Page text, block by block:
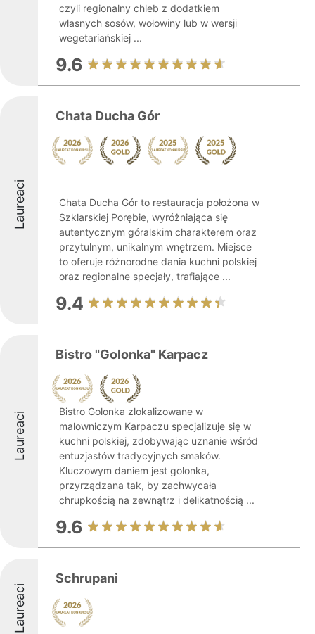
czyli regionalny chleb z dodatkiem
własnych sosów, wołowiny lub w wersji
wegetariańskiej ...
9.6
Laureaci
Chata Ducha Gór
Chata Ducha Gór to restauracja położona w
Szklarskiej Porębie, wyróżniająca się
autentycznym góralskim charakterem oraz
przytulnym, unikalnym wnętrzem. Miejsce
to oferuje różnorodne dania kuchni polskiej
oraz regionalne specjały, trafiające ...
9.4
Laureaci
Bistro "Golonka" Karpacz
Bistro Golonka zlokalizowane w
malowniczym Karpaczu specjalizuje się w
kuchni polskiej, zdobywając uznanie wśród
entuzjastów tradycyjnych smaków.
Kluczowym daniem jest golonka,
przyrządzana tak, by zachwycała
chrupkością na zewnątrz i delikatnością ...
9.6
Laureaci
Schrupani